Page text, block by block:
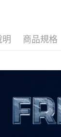
明 商品規格